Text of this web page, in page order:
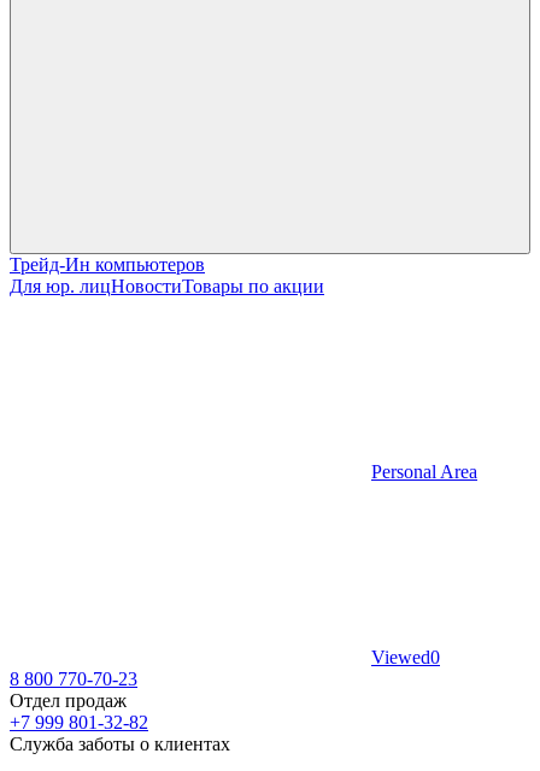
Трейд-Ин компьютеров
Для юр. лицНовостиТовары по акции
Personal Area
Viewed0
8 800 770-70-23
Отдел продаж
+7 999 801-32-82
Служба заботы о клиентах